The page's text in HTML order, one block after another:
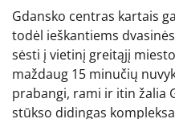
Gdansko centras kartais
todėl ieškantiems
sėsti į vietinį greitąjį
maždaug 15 minučių
prabangi, rami ir itin žalia
stūkso didingas